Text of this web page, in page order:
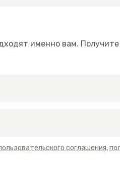
именно вам.
соглашения,